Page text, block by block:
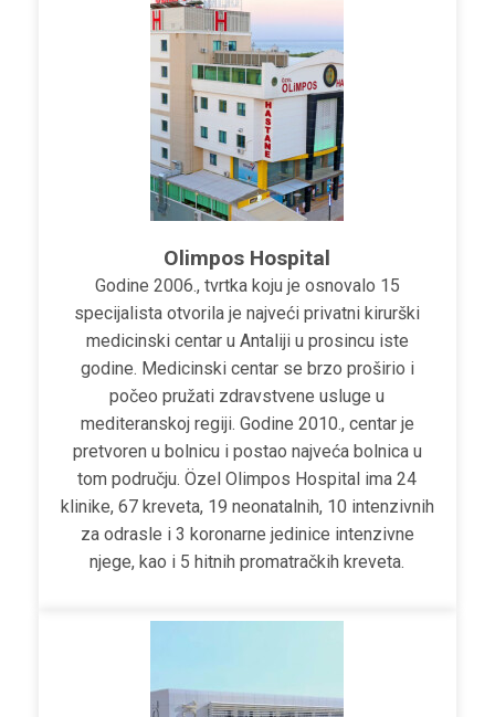
Olimpos Hospital
Godine 2006., tvrtka koju je osnovalo 15
specijalista otvorila je najveći privatni kirurški
medicinski centar u Antaliji u prosincu iste
godine. Medicinski centar se brzo proširio i
počeo pružati zdravstvene usluge u
mediteranskoj regiji. Godine 2010., centar je
pretvoren u bolnicu i postao najveća bolnica u
tom području. Özel Olimpos Hospital ima 24
klinike, 67 kreveta, 19 neonatalnih, 10 intenzivnih
za odrasle i 3 koronarne jedinice intenzivne
njege, kao i 5 hitnih promatračkih kreveta.